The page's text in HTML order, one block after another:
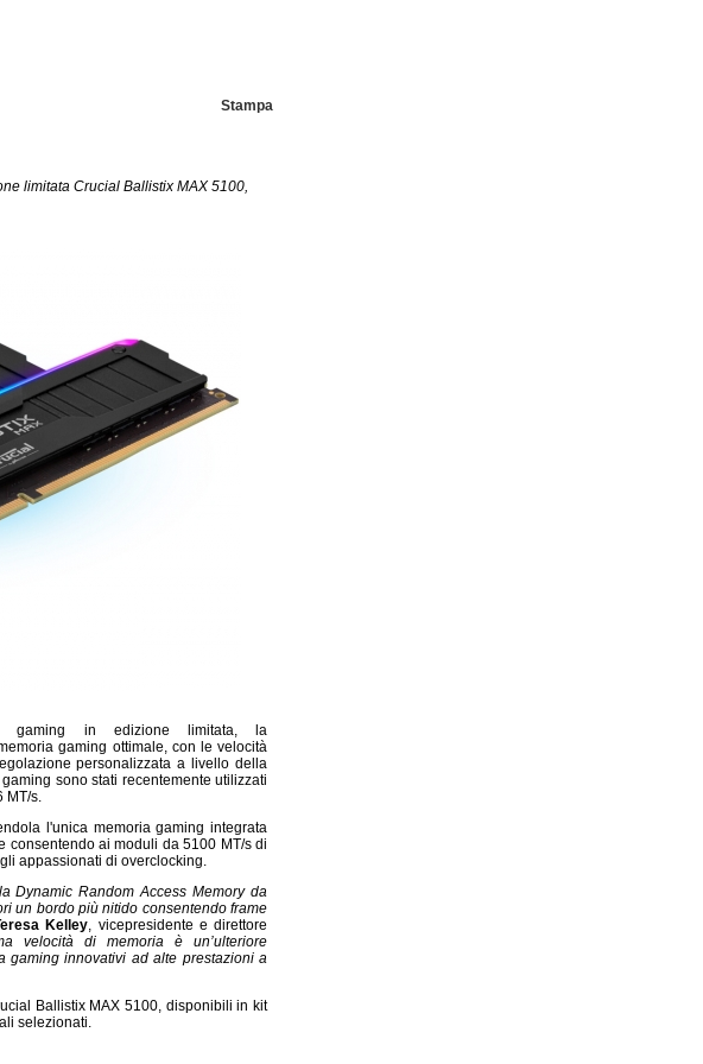
Stampa
limitata Crucial Ballistix MAX 5100,
gaming in edizione limitata, la
gaming ottimale, con le velocità
personalizzata a livello della
sono stati recentemente utilizzati
MT/s.
l'unica memoria gaming integrata
consentendo ai moduli da 5100 MT/s di
appassionati di overclocking.
Dynamic Random Access Memory da
un bordo più nitido consentendo frame
Kelley, vicepresidente e direttore
velocità di memoria è un’ulteriore
gaming innovativi ad alte prestazioni a
Ballistix MAX 5100, disponibili in kit
selezionati.